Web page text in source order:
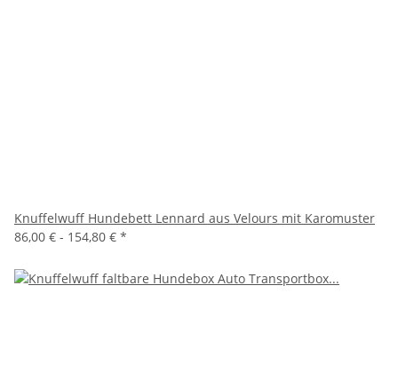
Knuffelwuff Hundebett Lennard aus Velours mit Karomuster
86,00 € - 154,80 € *